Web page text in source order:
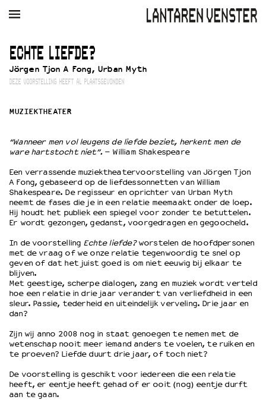
AGENDA FILM MUZIEK
Winkelmandje
Zoek
Kaartverkoop
EDUCATIE
Schoolvoorstellingen
Filmprogramma’s Primair Onderwijs
Filmprogramma’s VO/MBO
Speciale educatieprogramma’s
OVER LANTARENVENSTER
Wat we doen
Wie is wie
Word vriend
Partners
Huisregels
ECHTE LIEFDE?
Jörgen Tjon A Fong, Urban Myth
DEZE VOORSTELLING HEEFT AL PLAATSGEVONDEN
MUZIEKTHEATER
“Wanneer men vol leugens de liefde beziet, herkent men de
ware hartstocht niet”.– William Shakespeare
Een verrassende muziektheatervoorstelling van Jörgen Tjon
A Fong, gebaseerd op de liefdessonnetten van William
Shakespeare. De regisseur en oprichter van Urban Myth
neemt de fases die je in een relatie meemaakt onder de loep.
Hij houdt het publiek een spiegel voor zonder te betuttelen.
Er wordt gezongen, gedanst, voorgedragen en gegoocheld.
In de voorstelling Echte liefde?worstelen de hoofdpersonen
met de vraag of we onze relatie tegenwoordig te snel op
geven of dat het juist goed is om niet eeuwig bij elkaar te
blijven.
Met geestige, scherpe dialogen, zang en muziek wordt verteld
hoe een relatie in drie jaar verandert van verliefdheid in een
sleur. Passie, tederheid en uiteindelijk verveling. Drie jaar en
dan?
Zijn wij anno 2008 nog in staat genoegen te nemen met de
wetenschap nooit meer iemand anders te voelen, te ruiken en
te proeven? Liefde duurt drie jaar, of toch niet?
De voorstelling is geschikt voor iedereen die een relatie
heeft, er eentje heeft gehad of er ooit (nog) eentje durft
aan te gaan.